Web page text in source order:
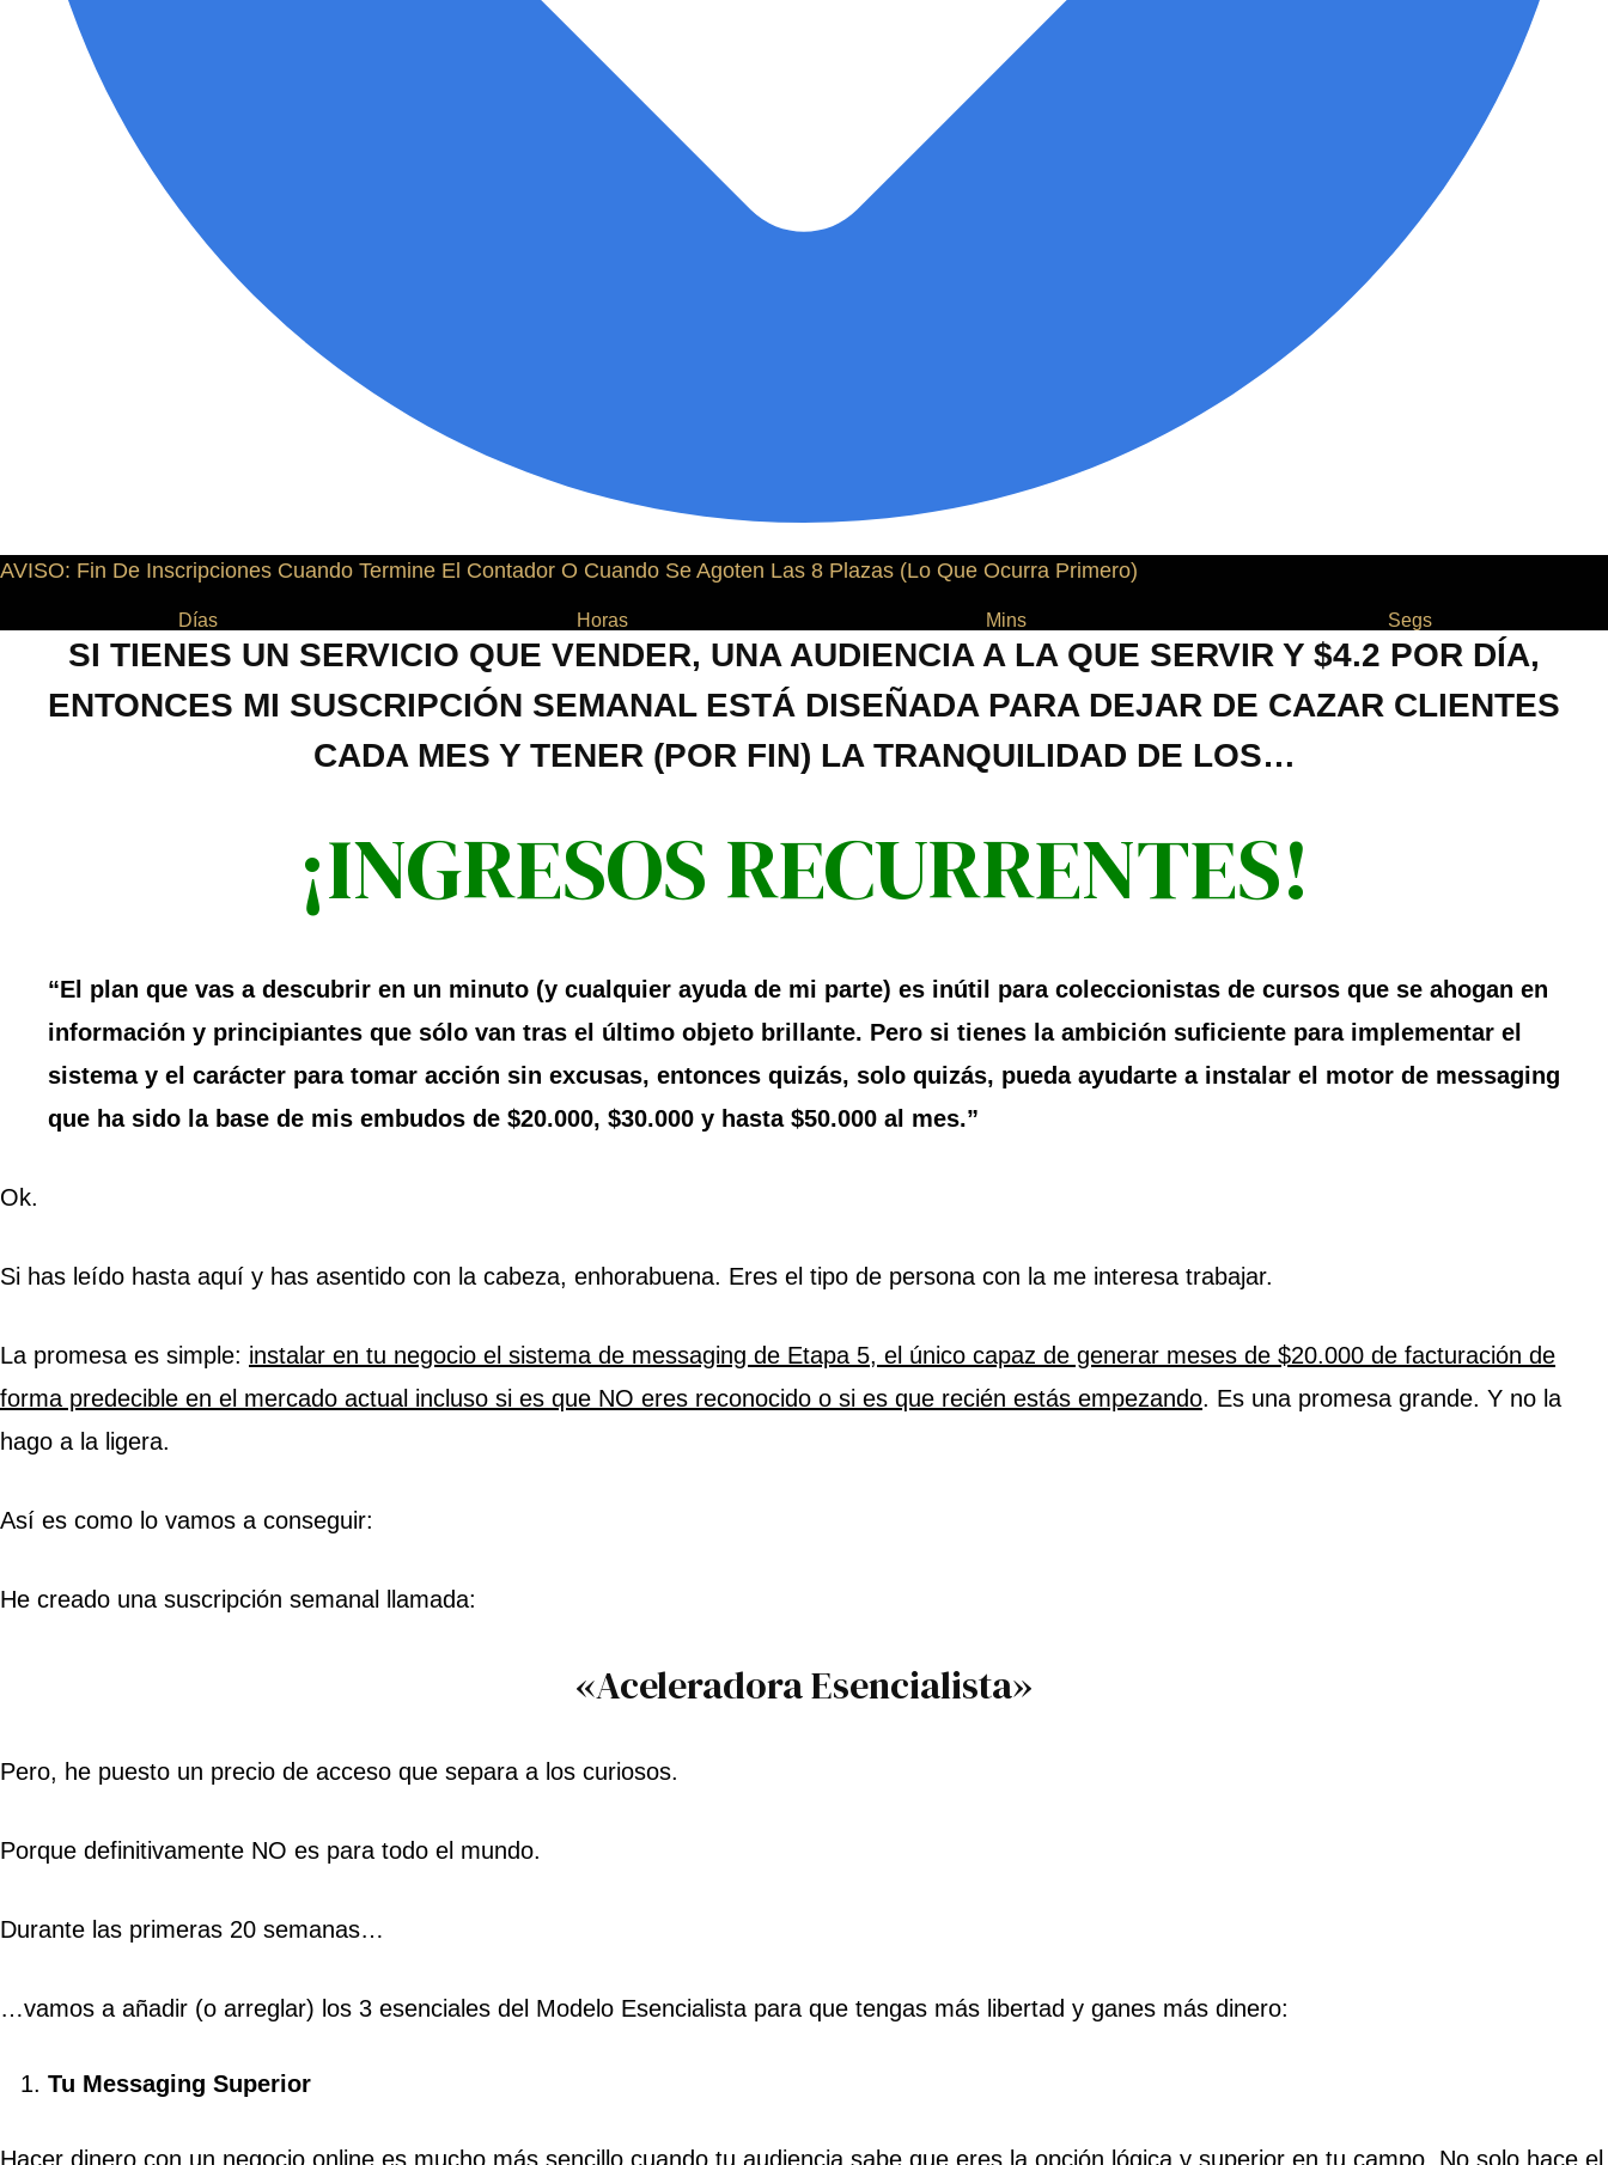
AVISO: Fin De Inscripciones Cuando Termine El Contador O Cuando Se Agoten Las 8 Plazas (lo Que Ocurra Primero)
Días Horas Mins Segs
SI TIENES UN SERVICIO QUE VENDER, UNA AUDIENCIA A LA QUE SERVIR Y $4.2 POR DÍA,
ENTONCES MI SUSCRIPCIÓN SEMANAL ESTÁ DISEÑADA PARA DEJAR DE CAZAR CLIENTES
CADA MES Y TENER (POR FIN) LA TRANQUILIDAD DE LOS…
¡INGRESOS RECURRENTES!
“El plan que vas a descubrir en un minuto (y cualquier ayuda de mi parte) es inútil para coleccionistas de cursos que se ahogan en
información y principiantes que sólo van tras el último objeto brillante. Pero si tienes la ambición suficiente para implementar el
sistema y el carácter para tomar acción sin excusas, entonces quizás, solo quizás, pueda ayudarte a instalar el motor de messaging
que ha sido la base de mis embudos de $20.000, $30.000 y hasta $50.000 al mes.”
Ok.
Si has leído hasta aquí y has asentido con la cabeza, enhorabuena. Eres el tipo de persona con la me interesa trabajar.
La promesa es simple: instalar en tu negocio el sistema de messaging de Etapa 5, el único capaz de generar meses de $20.000 de facturación de
forma predecible en el mercado actual incluso si es que NO eres reconocido o si es que recién estás empezando. Es una promesa grande. Y no la
hago a la ligera.
Así es como lo vamos a conseguir:
He creado una suscripción semanal llamada:
«Aceleradora Esencialista»
Pero, he puesto un precio de acceso que separa a los curiosos.
Porque definitivamente NO es para todo el mundo.
Durante las primeras 20 semanas…
…vamos a añadir (o arreglar) los 3 esenciales del Modelo Esencialista para que tengas más libertad y ganes más dinero:
Tu Messaging Superior
Hacer dinero con un negocio online es mucho más sencillo cuando tu audiencia sabe que eres la opción lógica y superior en tu campo. No solo hace el